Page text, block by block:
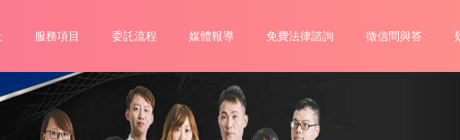
服務項目 委託流程 媒體報導 免費法律諮詢 徵信問與答